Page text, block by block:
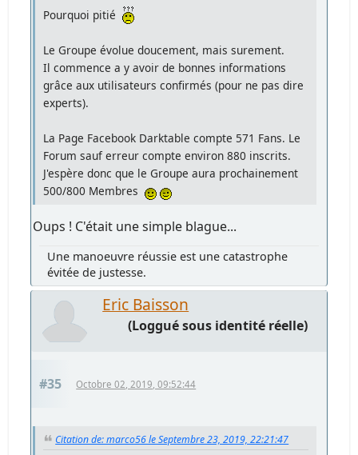
Pourquoi pitié
Le Groupe évolue doucement, mais surement.
Il commence a y avoir de bonnes informations
grâce aux utilisateurs confirmés (pour ne pas dire
experts).
La Page Facebook Darktable compte 571 Fans. Le
Forum sauf erreur compte environ 880 inscrits.
J'espère donc que le Groupe aura prochainement
500/800 Membres
Oups ! C'était une simple blague...
Une manoeuvre réussie est une catastrophe
évitée de justesse.
Eric Baisson
(Loggué sous identité réelle)
#35 Octobre 02, 2019, 09:52:44
Citation de: marco56 le Septembre 23, 2019, 22:21:47